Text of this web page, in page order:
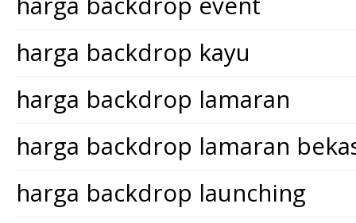
harga backdrop kayu
harga backdrop lamaran
harga backdrop lamaran
harga backdrop launching